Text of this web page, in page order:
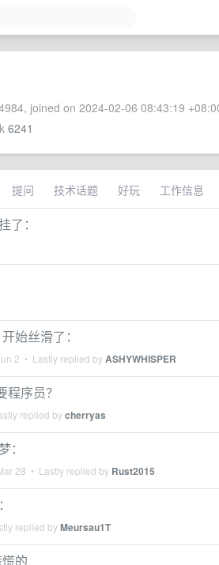
joined on 2024-02-06 08:43:19
6241
提问 技术话题 好玩 工作信息
了：
始丝滑了：
2 • Lastly replied byASHYWHISPER
序员？
replied bycherryas
28 • Lastly replied by Rust2015
replied byMeursau1T
的